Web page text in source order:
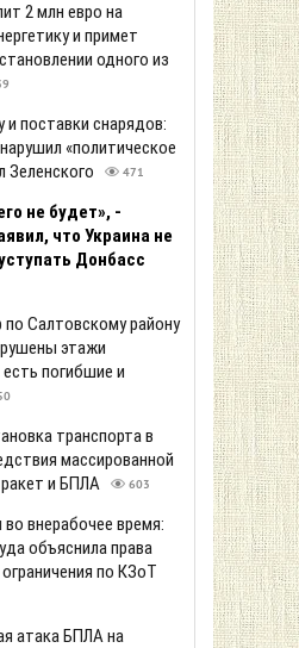
2 млн евро на
и примет
одного из
и поставки снарядов:
«политическое
Зеленского
471
не будет», -
что Украина не
Донбасс
Салтовскому району
этажи
погибшие и
транспорта в
массированной
и БПЛА
603
внерабочее время:
объяснила права
по КЗоТ
атака БПЛА на